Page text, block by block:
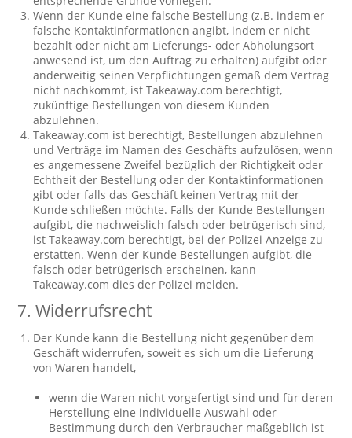
Wenn der Kunde eine falsche Bestellung (z.B. indem er
falsche Kontaktinformationen angibt, indem er nicht
bezahlt oder nicht am Lieferungs- oder Abholungsort
anwesend ist, um den Auftrag zu erhalten) aufgibt oder
anderweitig seinen Verpflichtungen gemäß dem Vertrag
nicht nachkommt, ist Takeaway.com berechtigt,
zukünftige Bestellungen von diesem Kunden
abzulehnen.
Takeaway.com ist berechtigt, Bestellungen abzulehnen
und Verträge im Namen des Geschäfts aufzulösen, wenn
es angemessene Zweifel bezüglich der Richtigkeit oder
Echtheit der Bestellung oder der Kontaktinformationen
gibt oder falls das Geschäft keinen Vertrag mit der
Kunde schließen möchte. Falls der Kunde Bestellungen
aufgibt, die nachweislich falsch oder betrügerisch sind,
ist Takeaway.com berechtigt, bei der Polizei Anzeige zu
erstatten. Wenn der Kunde Bestellungen aufgibt, die
falsch oder betrügerisch erscheinen, kann
Takeaway.com dies der Polizei melden.
7. Widerrufsrecht
Der Kunde kann die Bestellung nicht gegenüber dem
Geschäft widerrufen, soweit es sich um die Lieferung
von Waren handelt,
wenn die Waren nicht vorgefertigt sind und für deren
Herstellung eine individuelle Auswahl oder
Bestimmung durch den Verbraucher maßgeblich ist